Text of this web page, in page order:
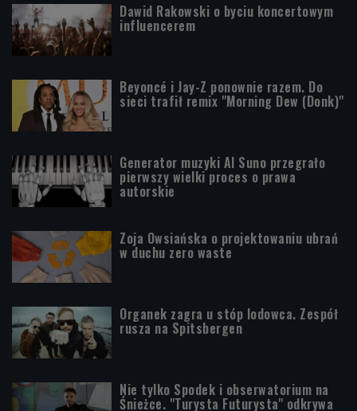
Dawid Rakowski o byciu koncertowym
influencerem
Beyoncé i Jay-Z ponownie razem. Do
sieci trafił remix "Morning Dew (Donk)"
Generator muzyki AI Suno przegrało
pierwszy wielki proces o prawa
autorskie
Zoja Owsiańska o projektowaniu ubrań
w duchu zero waste
Organek zagra u stóp lodowca. Zespół
rusza na Spitsbergen
Nie tylko Spodek i obserwatorium na
Śnieżce. "Turysta Futurysta" odkrywa